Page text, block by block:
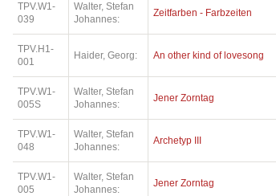
TPV.W1-
039
Walter, Stefan
Johannes:
Zeitfarben - Farbzeiten
TPV.H1-
001
Haider, Georg: An other kind of lovesong
TPV.W1-
005S
Walter, Stefan
Johannes:
Jener Zorntag
TPV.W1-
048
Walter, Stefan
Johannes:
Archetyp III
TPV.W1-
005
Walter, Stefan
Johannes:
Jener Zorntag